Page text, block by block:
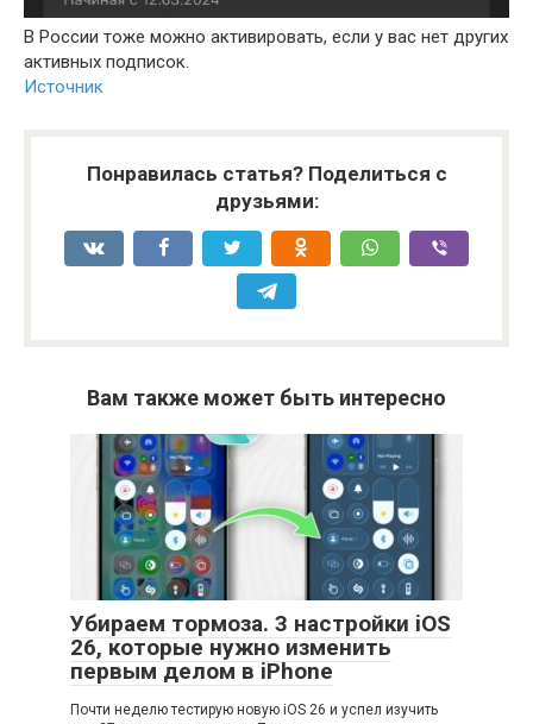
В России тоже можно активировать, если у вас нет других
активных подписок.
Источник
Понравилась статья? Поделиться с
друзьями:
Вам также может быть интересно
Убираем тормоза. 3 настройки iOS
26, которые нужно изменить
первым делом в iPhone
Почти неделю тестирую новую iOS 26 и успел изучить